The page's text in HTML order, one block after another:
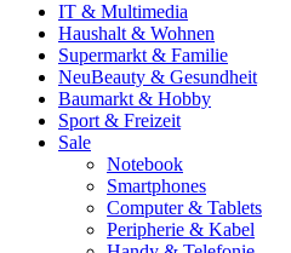
IT & Multimedia
Haushalt & Wohnen
Supermarkt & Familie
NeuBeauty & Gesundheit
Baumarkt & Hobby
Sport & Freizeit
Sale
Notebook
Smartphones
Computer & Tablets
Peripherie & Kabel